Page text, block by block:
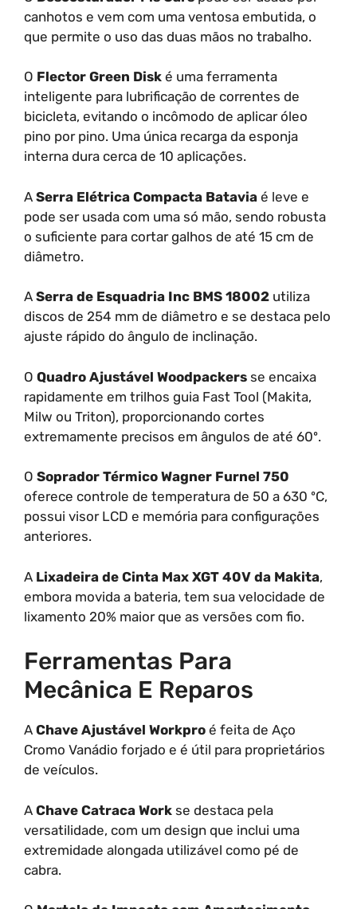
canhotos e vem com uma ventosa embutida, o
que permite o uso das duas mãos no trabalho.
O Flector Green Disk é uma ferramenta
inteligente para lubrificação de correntes de
bicicleta, evitando o incômodo de aplicar óleo
pino por pino. Uma única recarga da esponja
interna dura cerca de 10 aplicações.
A Serra Elétrica Compacta Batavia é leve e
pode ser usada com uma só mão, sendo robusta
o suficiente para cortar galhos de até 15 cm de
diâmetro.
A Serra de Esquadria Inc BMS 18002 utiliza
discos de 254 mm de diâmetro e se destaca pelo
ajuste rápido do ângulo de inclinação.
O Quadro Ajustável Woodpackers se encaixa
rapidamente em trilhos guia Fast Tool (Makita,
Milw ou Triton), proporcionando cortes
extremamente precisos em ângulos de até 60º.
O Soprador Térmico Wagner Furnel 750
oferece controle de temperatura de 50 a 630 ºC,
possui visor LCD e memória para configurações
anteriores.
A Lixadeira de Cinta Max XGT 40V da Makita,
embora movida a bateria, tem sua velocidade de
lixamento 20% maior que as versões com fio.
Ferramentas Para
Mecânica E Reparos
A Chave Ajustável Workpro é feita de Aço
Cromo Vanádio forjado e é útil para proprietários
de veículos.
A Chave Catraca Work se destaca pela
versatilidade, com um design que inclui uma
extremidade alongada utilizável como pé de
cabra.